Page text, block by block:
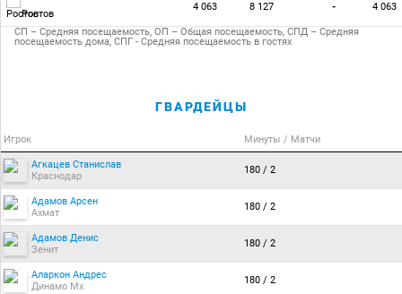
Ростов
4 063 8 127 - 4 063
СП – Средняя посещаемость, ОП – Общая посещаемость, СПД – Средняя
посещаемость дома, СПГ - Средняя посещаемость в гостях
ГВАРДЕЙЦЫ
Игрок Минуты / Матчи
Агкацев Станислав
Краснодар
180 / 2
Адамов Арсен
Ахмат
180 / 2
Адамов Денис
Зенит
180 / 2
Аларкон Андрес
Динамо Мх
180 / 2